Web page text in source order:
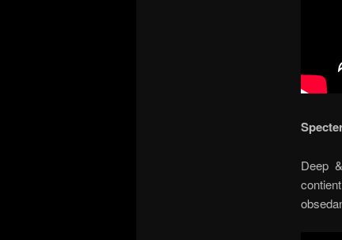
Deep